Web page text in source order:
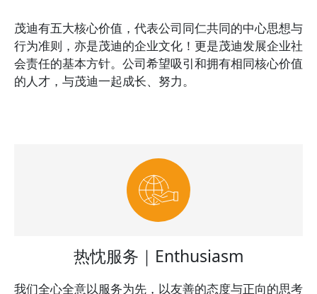
茂迪有五大核心价值，代表公司同仁共同的中心思想与
行为准则，亦是茂迪的企业文化！更是茂迪发展企业社
会责任的基本方针。公司希望吸引和拥有相同核心价值
的人才，与茂迪一起成长、努力。
热忱服务｜Enthusiasm
我们全心全意以服务为先，以友善的态度与正向的思考